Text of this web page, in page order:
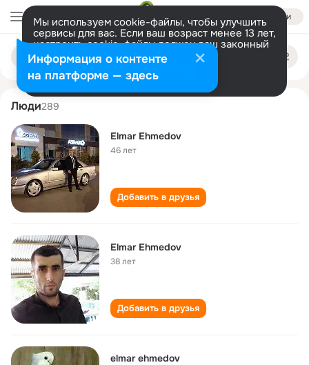
Войти
Мы используем cookie-файлы, чтобы улучшить
сервисы для вас. Если ваш возраст менее 13 лет,
настроить cookie-файлы должен ваш законный
представитель. Больше информации
Разрешить все Настроить
Поиск
людям
elmar ehmedov
Люди289
Elmar Ehmedov
46 лет
Добавить в друзья
Elmar Ehmedov
38 лет
Добавить в друзья
elmar ehmedov
Информация о контенте
на платформе — здесь